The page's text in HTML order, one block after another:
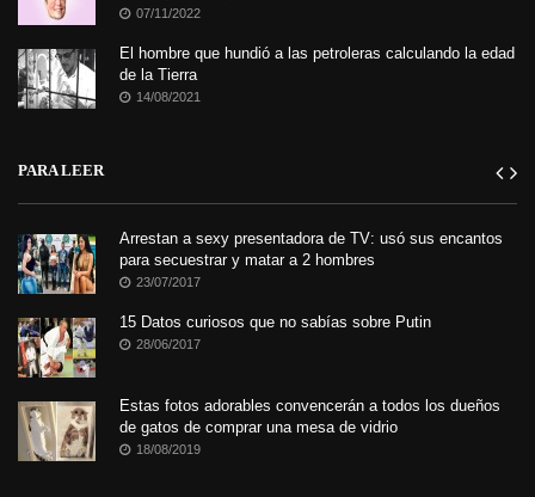
07/11/2022
El hombre que hundió a las petroleras calculando la edad
de la Tierra
14/08/2021
PARA LEER
Arrestan a sexy presentadora de TV: usó sus encantos
para secuestrar y matar a 2 hombres
23/07/2017
15 Datos curiosos que no sabías sobre Putin
28/06/2017
Estas fotos adorables convencerán a todos los dueños
de gatos de comprar una mesa de vidrio
18/08/2019